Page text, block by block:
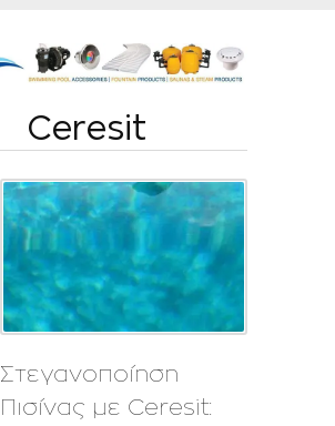
Ceresit
Στεγανοποίηση
Πισίνας με Ceresit: